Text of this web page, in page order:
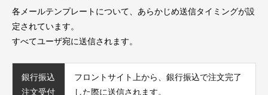
各メールテンプレートについて、あらかじめ送信タイミングが設
定されています。
すべてユーザ宛に送信されます。
銀行振込
注文受付
フロントサイト上から、銀行振込で注文完了
した際に送信されます。